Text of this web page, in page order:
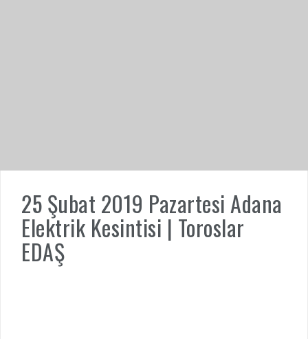
25 Şubat 2019 Pazartesi Adana
Elektrik Kesintisi | Toroslar
EDAŞ